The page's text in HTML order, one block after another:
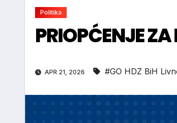
Politika
PRIOPĆENJE
APR 21, 2026 #GO HDZ BiH